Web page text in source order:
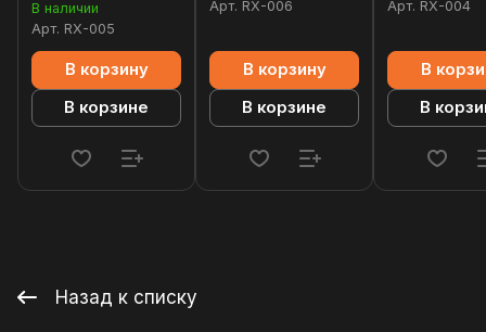
В наличии
Арт. RX-005
В корзину
В корзине
Арт. RX-006
В корзину
В корзине
Арт. RX-004
В
В
Назад к списку